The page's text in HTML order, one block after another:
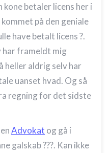
kone betaler licens her i
på den geniale
have betalt licens ?.
har frameldt mig
heller aldrig selv har
uanset hvad. Og så
regning for det sidste
Advokat og gå i
galskab ???. Kan ikke